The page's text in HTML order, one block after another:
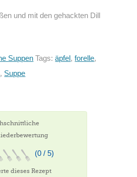
und mit den gehackten Dill
Suppen Tags:äpfel,forelle,
, Suppe
(0 / 5)
dieses Rezept